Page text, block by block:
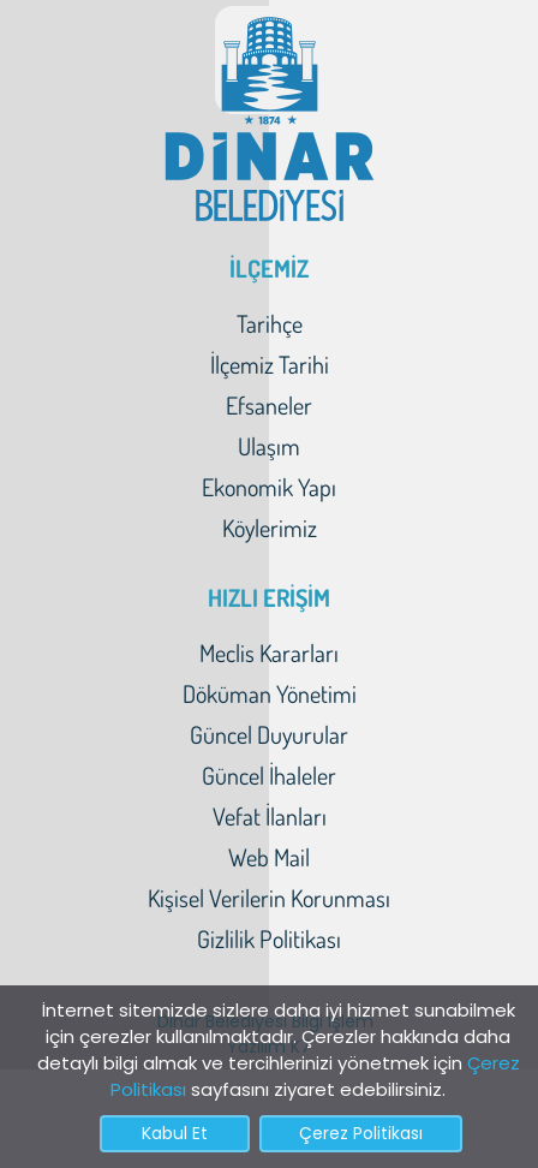
İnternet sitemizde sizlere daha iyi hizmet sunabilmek
için çerezler kullanılmaktadır. Çerezler hakkında daha
detaylı bilgi almak ve tercihlerinizi yönetmek için Çerez
Politikası sayfasını ziyaret edebilirsiniz.
İLÇEMİZ
Tarihçe
İlçemiz Tarihi
Efsaneler
Ulaşım
Ekonomik Yapı
Köylerimiz
HIZLI ERİŞİM
Meclis Kararları
Döküman Yönetimi
Güncel Duyurular
Güncel İhaleler
Vefat İlanları
Web Mail
Kişisel Verilerin Korunması
Gizlilik Politikası
Dinar Belediyesi Bilgi İşlem
Yazılım K7